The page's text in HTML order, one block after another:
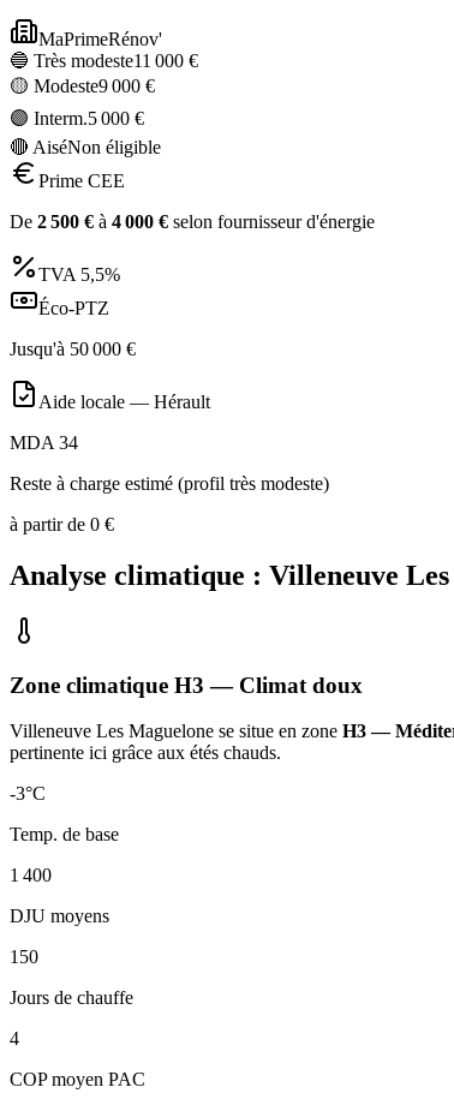
MaPrimeRénov'
🔵 Très modeste11 000 €
🟡 Modeste9 000 €
🟣 Interm.5 000 €
🔴 AiséNon éligible
Prime CEE
De 2 500 € à 4 000 € selon fournisseur d'énergie
TVA 5,5%
Éco-PTZ
Jusqu'à 50 000 €
Aide locale — Hérault
MDA 34
Reste à charge estimé (profil très modeste)
à partir de 0 €
Analyse climatique : Villeneuve
Zone climatique H3 — Climat doux
Villeneuve Les Maguelone se situe en zone H3 —
pertinente ici grâce aux étés chauds.
-3°C
Temp. de base
1 400
DJU moyens
150
Jours de chauffe
4
COP moyen PAC